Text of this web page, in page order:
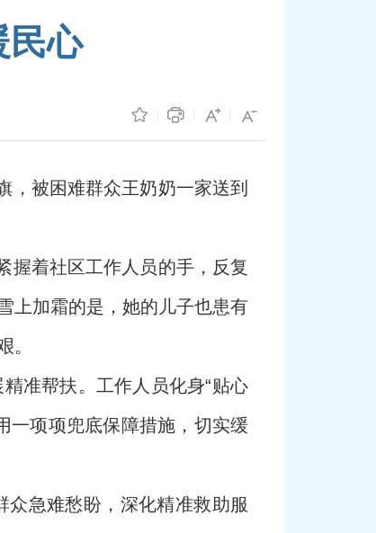
民心
，被困难群众王奶奶一家送到
握着社区工作人员的手，反复
上加霜的是，她的儿子也患有
。
准帮扶。工作人员化身“贴心
一项项兜底保障措施，切实缓
急难愁盼，深化精准救助服